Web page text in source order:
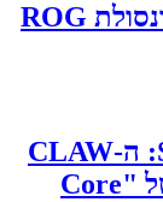
אסוס מתכננת לשחרר דור שני לקונסולת ROG
התשובה של MSI ל-Steam Deck: ה-CLAW
היא קונסולה ניידת עם מעבד אינטל "Core